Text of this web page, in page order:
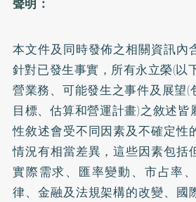
本文件及同時發佈之相關資訊內
針對已發生事實，所有永立榮(以
營業務、可能發生之事件及展望(
目標、估算和營運計畫)之敘述
性敘述會受不同因素及不確定性
情況有相當差異，這些因素包括
實際需求、匯率變動、市占率
律、金融及法規架構的改變、國